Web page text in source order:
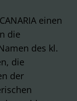
einen
die
des kl.
die
der